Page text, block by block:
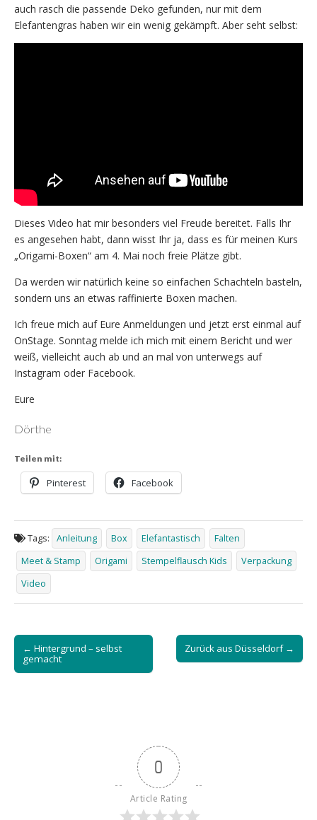
auch rasch die passende Deko gefunden, nur mit dem
Elefantengras haben wir ein wenig gekämpft. Aber seht selbst:
Dieses Video hat mir besonders viel Freude bereitet. Falls Ihr
es angesehen habt, dann wisst Ihr ja, dass es für meinen Kurs
„Origami-Boxen“ am 4. Mai noch freie Plätze gibt.
Da werden wir natürlich keine so einfachen Schachteln basteln,
sondern uns an etwas raffinierte Boxen machen.
Ich freue mich auf Eure Anmeldungen und jetzt erst einmal auf
OnStage. Sonntag melde ich mich mit einem Bericht und wer
weiß, vielleicht auch ab und an mal von unterwegs auf
Instagram oder Facebook.
Eure
Dörthe
Teilen mit:
Pinterest Facebook
Tags: Anleitung Box Elefantastisch
Falten
Meet & Stamp
Origami Stempelflausch Kids
Verpackung
Video
Post
navigation
← Hintergrund – selbst
gemacht
Zurück aus Düsseldorf →
0
Article Rating